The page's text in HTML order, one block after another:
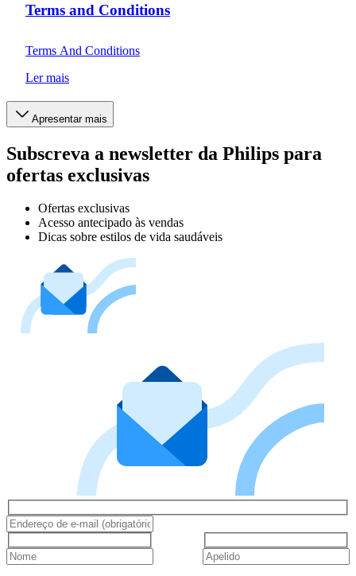
Terms and Conditions
Terms And Conditions
Ler mais
Apresentar mais
Subscreva a newsletter da Philips para
ofertas exclusivas
Ofertas exclusivas
Acesso antecipado às vendas
Dicas sobre estilos de vida saudáveis